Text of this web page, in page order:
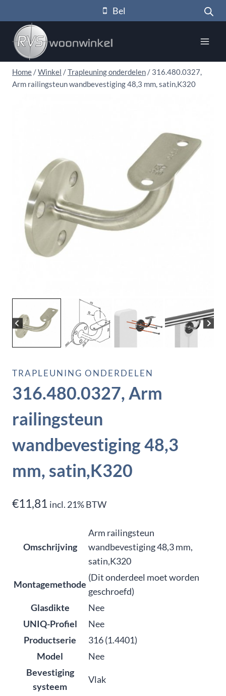
naar
inhoud
Bel
Home /Winkel /Trapleuning onderdelen / 316.480.0327,
Arm railingsteun wandbevestiging 48,3 mm, satin,K320
TRAPLEUNING ONDERDELEN
316.480.0327, Arm
railingsteun
wandbevestiging 48,3
mm, satin,K320
€11,81 incl. 21% BTW
Omschrijving
Arm railingsteun
wandbevestiging 48,3 mm,
satin,K320
Montagemethode
(Dit onderdeel moet worden
geschroefd)
Glasdikte
Nee
UNIQ-Profiel
Nee
Productserie
316 (1.4401)
Model
Nee
Bevestiging
systeem
Vlak